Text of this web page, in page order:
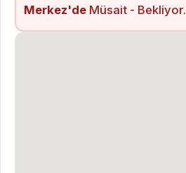
Merkez'de Müsait - Bekliyor.